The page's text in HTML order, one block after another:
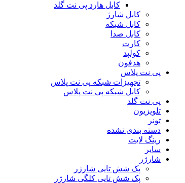
کابل هارد پی نت گلد
کابل شارژ
کابل شبکه
کابل صدا
کارت
کولپد
هدفون
پی نت پلاس
تجهیزات شبکه پی نت پلاس
کابل شبکه پی نت پلاس
پی نت گلد
تلویزیون
تونر
دسته بندی نشده
رینگ لایت
سایر
شارژر
پک شش تایی شارژر
پک شش تایی کلگی شارژر